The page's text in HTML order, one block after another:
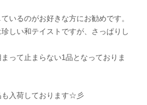
いるのがお好きな方にお勧めです。
しい和テイストですが、さっぱりし
って止まらない1品となっておりま
入荷しております☆彡